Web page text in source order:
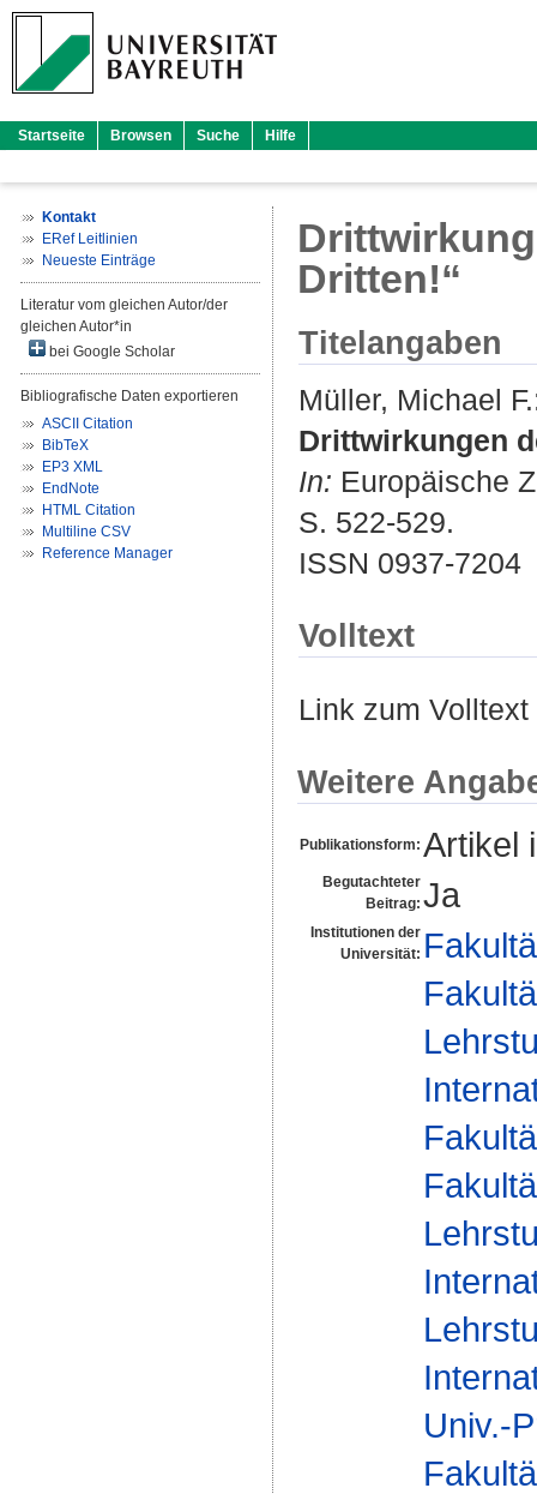
Startseite Browsen Suche Hilfe
Kontakt
ERef Leitlinien
Neueste Einträge
Literatur vom gleichen Autor/der
gleichen Autor*in
bei Google Scholar
Bibliografische Daten exportieren
ASCII Citation
BibTeX
EP3 XML
EndNote
HTML Citation
Multiline CSV
Reference Manager
Dritten!“
Titelangaben
Müller, Michael F.
Drittwirkungen
In: Europäische
S. 522-529.
ISSN 0937-7204
Volltext
Link zum
Weitere
Publikationsform: Artikel
Begutachteter
Beitrag: Ja
Institutionen der
Universität:
Univ.-